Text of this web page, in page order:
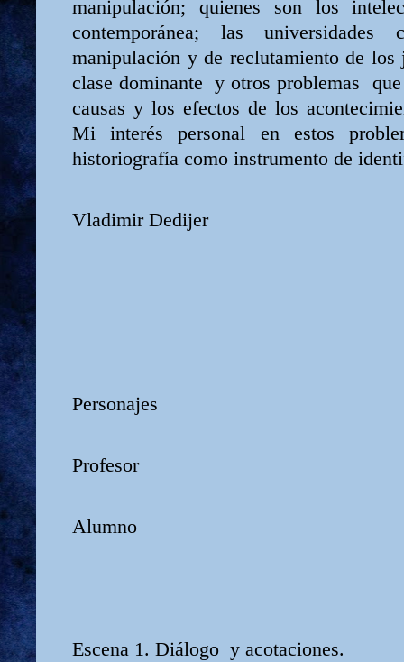
manipulación; quienes son los
contemporánea; las universidades
manipulación y de reclutamiento de los
clase dominante y otros problemas
causas y los efectos de los
Mi interés personal en estos
historiografía como instrumento de
Vladimir Dedijer
Personajes
Profesor
Alumno
Escena 1. Diálogo y acotaciones.